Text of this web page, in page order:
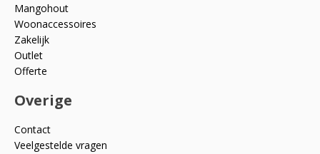
Mangohout
Woonaccessoires
Zakelijk
Outlet
Offerte
Overige
Contact
Veelgestelde vragen